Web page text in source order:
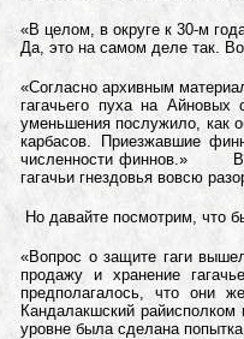
«В целом, в округе к 30-м
Да, это на самом деле так.
«Согласно архивным
гагачьего пуха на
уменьшения послужило, как
карбасов. Приезжавшие
численности финнов.» В
гагачьи гнездовья вовсю
Но давайте посмотрим, что
«Вопрос о защите гаги
продажу и хранение
предполагалось, что они
Кандалакшский райисполком
уровне была сделана